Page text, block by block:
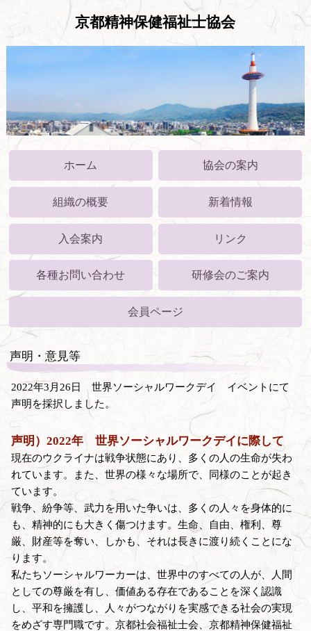
京都精神保健福祉士協会
ホーム 協会の案内
組織の概要 新着情報
入会案内 リンク
各種お問い合わせ 研修会のご案内
会員ページ
声明・意見等
2022年3月26日 世界ソーシャルワークデイ イベントにて
声明を採択しました。
声明）2022年 世界ソーシャルワークデイに際して
現在のウクライナは戦争状態にあり、多くの人の生命が失わ
れています。また、世界の様々な場所で、同様のことが起き
ています。
戦争、紛争等、武力を用いた争いは、多くの人々を身体的に
も、精神的にも大きく傷つけます。生命、自由、権利、尊
厳、財産等を奪い、しかも、それは長きに渡り続くことにな
ります。
私たちソーシャルワーカーは、世界中のすべての人が、人間
としての尊厳を有し、価値ある存在であることを深く認識
し、平和を擁護し、人々がつながりを実感できる社会の実現
をめざす専門職です。京都社会福祉士会、京都精神保健福祉